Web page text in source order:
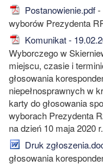
Postanowienie.pdf-
wyborów Prezydenta
Komunikat -
Wyborczego w
miejscu, czasie i
głosowania
niepełnosprawnych w
karty do głosowania
wyborach Prezydenta
na dzień 10 maja 2020 r.
Druk
głosowania